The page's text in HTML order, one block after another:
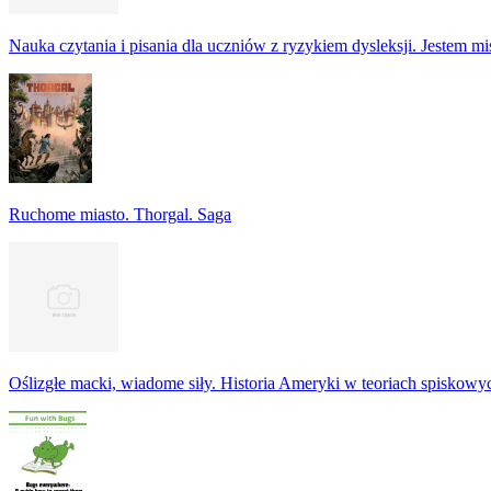
Nauka czytania i pisania dla uczniów z ryzykiem dysleksji. Jestem
Ruchome miasto. Thorgal. Saga
Oślizgłe macki, wiadome siły. Historia Ameryki w teoriach